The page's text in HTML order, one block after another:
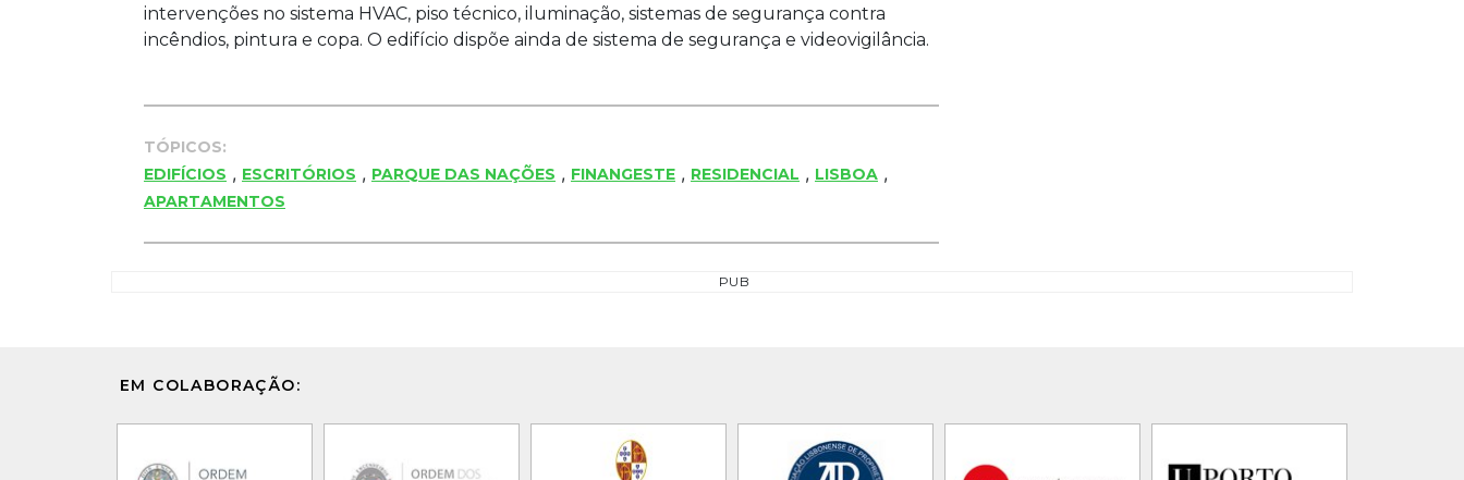
intervenções no sistema HVAC, piso técnico, iluminação, sistemas de segurança contra
incêndios, pintura e copa. O edifício dispõe ainda de sistema de segurança e videovigilância.
TÓPICOS:
EDIFÍCIOS , ESCRITÓRIOS , PARQUE DAS NAÇÕES , FINANGESTE , RESIDENCIAL , LISBOA ,
APARTAMENTOS
PUB
EM COLABORAÇÃO: